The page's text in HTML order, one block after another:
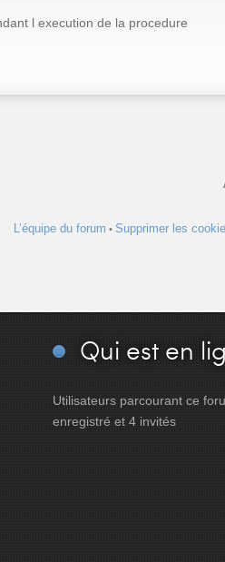
l execution de la procedure
L’équipe du forum • Supprimer les
Qui est en
Utilisateurs parcourant ce
enregistré et 4 invités